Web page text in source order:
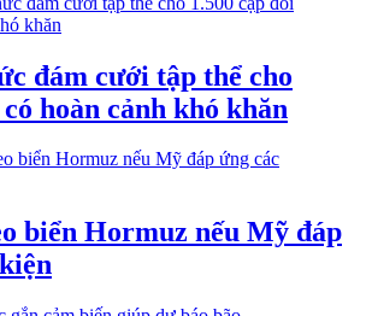
đám cưới tập thể cho
hoàn cảnh khó khăn
biển Hormuz nếu Mỹ đáp